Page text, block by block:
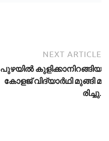
NEXT ARTICLE
പു​ഴ​യി​ൽ കു​ളി​ക്കാ​നി​റ​ങ്ങി​യ
കോ​ള​ജ് വി​ദ്യാ​ർ​ഥി മു​ങ്ങി മ​
രി​ച്ചു.